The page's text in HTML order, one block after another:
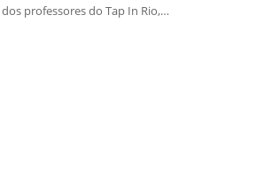
professores do Tap In Rio,…